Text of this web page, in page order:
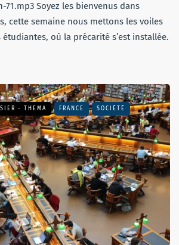
Soyez les bienvenus dans
cette semaine nous mettons les voiles
où la précarité s’est installée.
- THEMA FRANCE SOCIÉTÉ